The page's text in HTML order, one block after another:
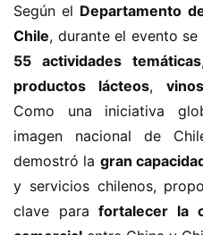
Según el Departamento
Chile
55 actividades temáticas
productos lácteos, vinos
Como una iniciativa
imagen nacional de
demostró la gran
y servicios chilenos,
clave para fortalecer la